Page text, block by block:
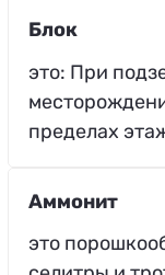
Блок
это: При
пределах
Аммонит
это